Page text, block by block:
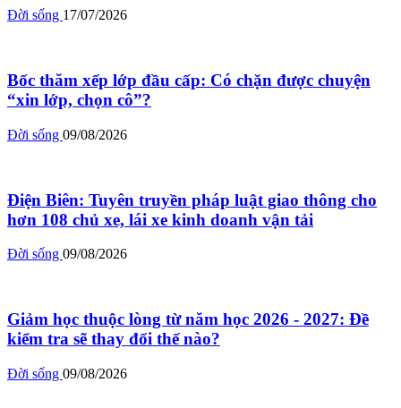
Đời sống 17/07/2026
Bốc thăm xếp lớp đầu cấp: Có chặn được chuyện
“xin lớp, chọn cô”?
Đời sống 09/08/2026
Điện Biên: Tuyên truyền pháp luật giao thông cho
hơn 108 chủ xe, lái xe kinh doanh vận tải
Đời sống 09/08/2026
Giảm học thuộc lòng từ năm học 2026 - 2027: Đề
kiểm tra sẽ thay đổi thế nào?
Đời sống 09/08/2026